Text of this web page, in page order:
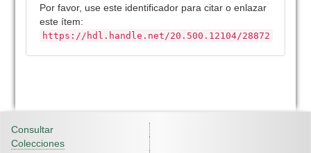
Por favor, use este identificador para citar o enlazar
este ítem:
https://hdl.handle.net/20.500.12104/28872
Consultar
Colecciones